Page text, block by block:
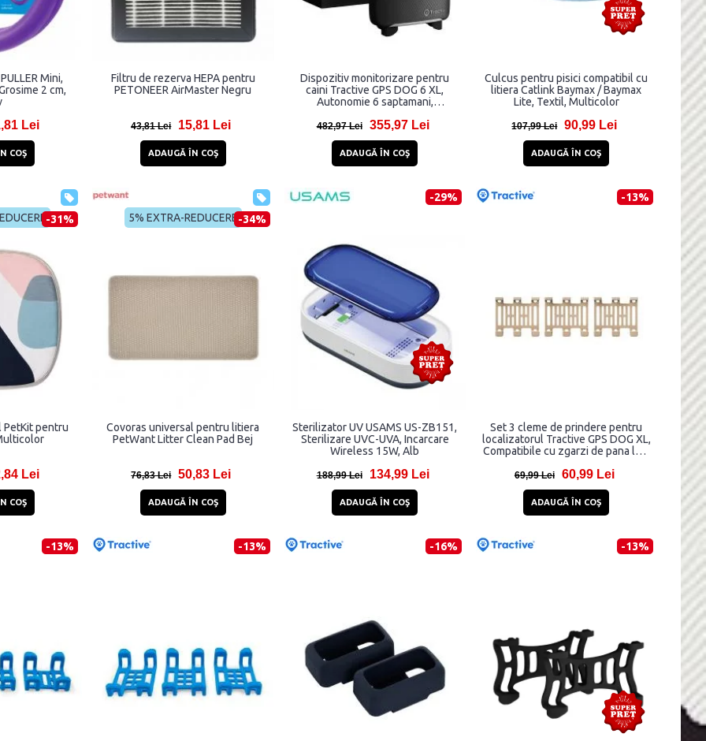
Mini,
2 cm,
Lei
COŞ
Filtru de rezerva HEPA pentru
PETONEER AirMaster Negru
43,81 Lei 15,81 Lei
ADAUGĂ ÎN COŞ
Dispozitiv monitorizare pentru
caini Tractive GPS DOG 6 XL,
Autonomie 6 saptamani,
frecventa respiratorie / calitate
Tracking, Compatibil iOS / Android,
482,97 Lei 355,97 Lei
ADAUGĂ ÎN COŞ
Culcus pentru pisici compatibil cu
litiera Catlink Baymax / Baymax
Lite, Textil, Multicolor
107,99 Lei 90,99 Lei
ADAUGĂ ÎN COŞ
-31%
PetKit pentru
Lei
COŞ
5% EXTRA-REDUCERE -34%
Covoras universal pentru litiera
PetWant Litter Clean Pad Bej
76,83 Lei 50,83 Lei
ADAUGĂ ÎN COŞ
-29%
Sterilizator UV USAMS US-ZB151,
Sterilizare UVC-UVA, Incarcare
Wireless 15W, Alb
188,99 Lei 134,99 Lei
ADAUGĂ ÎN COŞ
-13%
Set 3 cleme de prindere pentru
localizatorul Tractive GPS DOG XL,
Compatibile cu zgarzi de pana la 4
69,99 Lei 60,99 Lei
ADAUGĂ ÎN COŞ
-13% -13% -16% -13%